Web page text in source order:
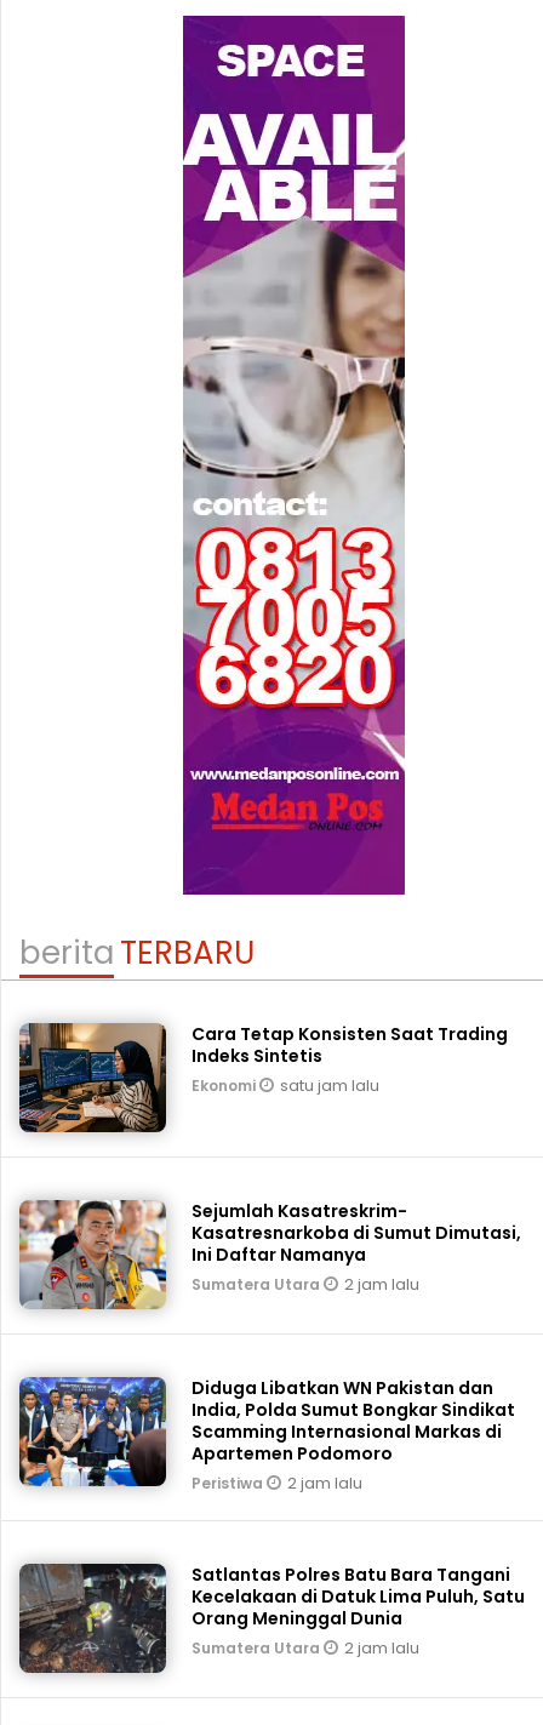
beritaTERBARU
Cara Tetap Konsisten Saat Trading
Indeks Sintetis
Ekonomi satu jam lalu
Sejumlah Kasatreskrim-
Kasatresnarkoba di Sumut Dimutasi,
Ini Daftar Namanya
Sumatera Utara 2 jam lalu
Diduga Libatkan WN Pakistan dan
India, Polda Sumut Bongkar Sindikat
Scamming Internasional Markas di
Apartemen Podomoro
Peristiwa 2 jam lalu
Satlantas Polres Batu Bara Tangani
Kecelakaan di Datuk Lima Puluh, Satu
Orang Meninggal Dunia
Sumatera Utara 2 jam lalu